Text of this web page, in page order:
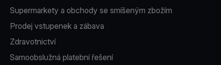
Supermarkety a obchody se smíšeným zbožím
Prodej vstupenek a zábava
Zdravotnictví
Samoobslužná platební řešení